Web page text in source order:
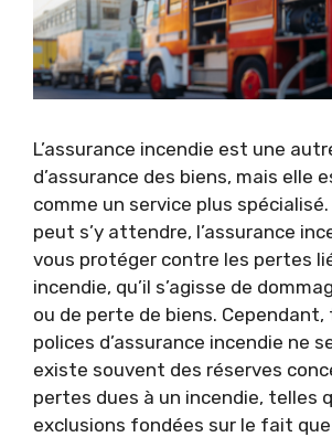
L’assurance incendie est une
d’assurance des biens, mais elle
comme un service plus
peut s’y attendre, l’assurance
vous protéger contre les pertes
incendie, qu’il s’agisse de
ou de perte de biens.
polices d’assurance incendie ne
existe souvent des réserves
pertes dues à un incendie, telles
exclusions fondées sur le fait que